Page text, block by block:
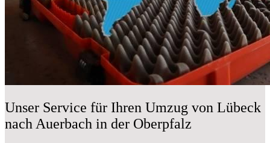
Unser Service für Ihren Umzug von Lübeck
nach Auerbach in der Oberpfalz